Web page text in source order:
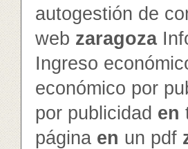
autogestión de
web zaragoza
Ingreso
económico por
por publicidad en
página en un pdf